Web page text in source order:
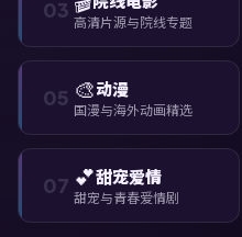
03 高清片源与院线专题
05 🎨动漫
国漫与海外动画精选
07 💕甜宠爱情
甜宠与青春爱情剧